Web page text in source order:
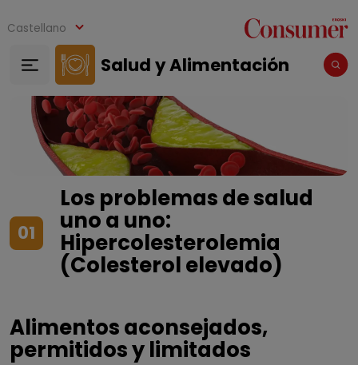
Castellano
Salud y Alimentación
01
Los problemas de salud
uno a uno:
Hipercolesterolemia
(Colesterol elevado)
Alimentos aconsejados,
permitidos y limitados